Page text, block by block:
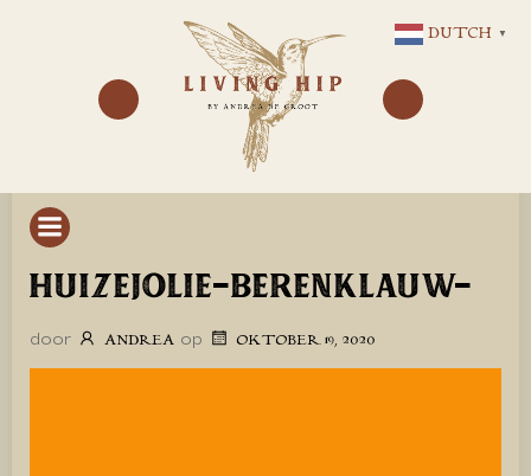
NAAR
DE
INHOUD
HUIZEJOLIE-BERENKLAUW-
door ANDREA op OKTOBER 19, 2020
DUTCH ▼